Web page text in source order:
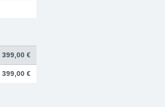
399,00 €
399,00 €